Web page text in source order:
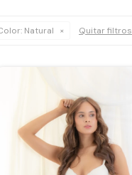
Natural Quitar filtros